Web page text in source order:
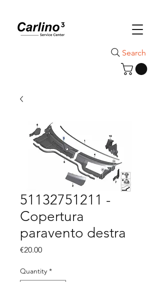
Search
51132751211 -
Copertura
paravento destra
€20.00Price
Quantity *